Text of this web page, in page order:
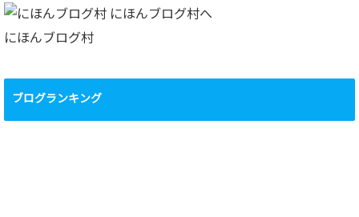
ブ
にほんブログ村
ブログランキング